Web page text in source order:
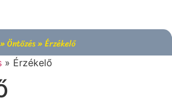
»Öntözés»Érzékelő
» Érzékelő